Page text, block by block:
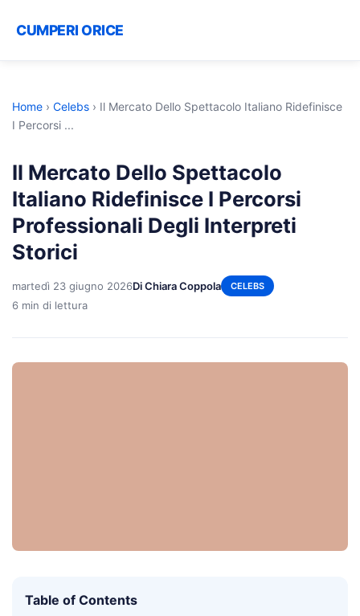
CUMPERI ORICE
Home › Celebs › Il Mercato Dello Spettacolo Italiano Ridefinisce
I Percorsi ...
Il Mercato Dello Spettacolo
Italiano Ridefinisce I Percorsi
Professionali Degli Interpreti
Storici
martedì 23 giugno 2026Di Chiara Coppola CELEBS
6 min di lettura
Table of Contents